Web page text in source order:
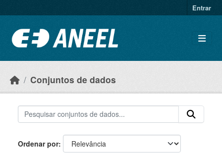
Entrar
Conjuntos de dados
Ordenar por